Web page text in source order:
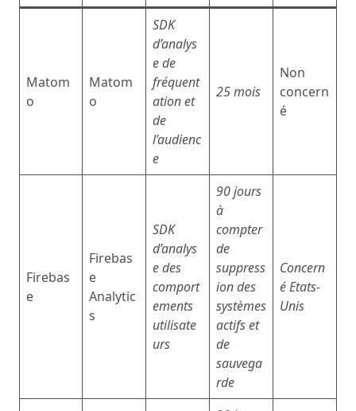
Matom
o
Matom
o
SDK
d’analys
e de
fréquent
ation et
de
l’audienc
e
25 mois
Non
concern
é
Firebas
e
Firebas
e
Analytic
s
SDK
d’analys
e des
comport
ements
utilisate
urs
90 jours
à
compter
de
suppress
ion des
systèmes
actifs et
de
sauvega
rde
Concern
éEtats-
Unis